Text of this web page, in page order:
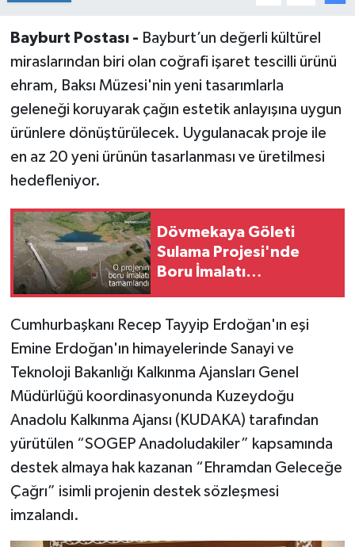
Bayburt Postası - Bayburt’un değerli kültürel
miraslarından biri olan coğrafi işaret tescilli ürünü
ehram, Baksı Müzesi'nin yeni tasarımlarla
geleneği koruyarak çağın estetik anlayışına uygun
ürünlere dönüştürülecek. Uygulanacak proje ile
en az 20 yeni ürünün tasarlanması ve üretilmesi
hedefleniyor.
Dövmekaya Göleti
Sulama Projesi'nde
Boru İmalatı
Cumhurbaşkanı Recep Tayyip Erdoğan'ın eşi
Emine Erdoğan'ın himayelerinde Sanayi ve
Teknoloji Bakanlığı Kalkınma Ajansları Genel
Müdürlüğü koordinasyonunda Kuzeydoğu
Anadolu Kalkınma Ajansı (KUDAKA) tarafından
yürütülen “SOGEP Anadoludakiler” kapsamında
destek almaya hak kazanan “Ehramdan Geleceğe
Çağrı” isimli projenin destek sözleşmesi
imzalandı.